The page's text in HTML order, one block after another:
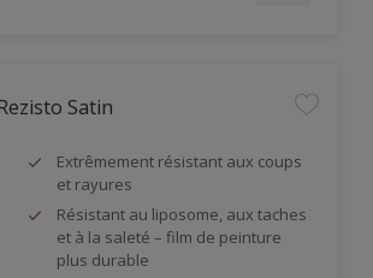
Satin
Extrêmement résistant aux coups
et rayures
Résistant au liposome, aux taches
et à la saleté – film de peinture
plus durable